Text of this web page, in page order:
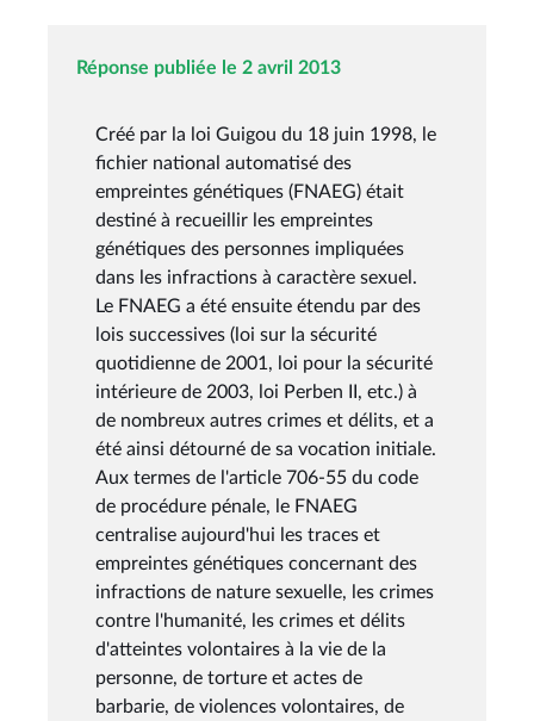
Réponse publiée le 2 avril 2013
Créé par la loi Guigou du 18 juin 1998, le
fichier national automatisé des
empreintes génétiques (FNAEG) était
destiné à recueillir les empreintes
génétiques des personnes impliquées
dans les infractions à caractère sexuel.
Le FNAEG a été ensuite étendu par des
lois successives (loi sur la sécurité
quotidienne de 2001, loi pour la sécurité
intérieure de 2003, loi Perben II, etc.) à
de nombreux autres crimes et délits, et a
été ainsi détourné de sa vocation initiale.
Aux termes de l'article 706-55 du code
de procédure pénale, le FNAEG
centralise aujourd'hui les traces et
empreintes génétiques concernant des
infractions de nature sexuelle, les crimes
contre l'humanité, les crimes et délits
d'atteintes volontaires à la vie de la
personne, de torture et actes de
barbarie, de violences volontaires, de